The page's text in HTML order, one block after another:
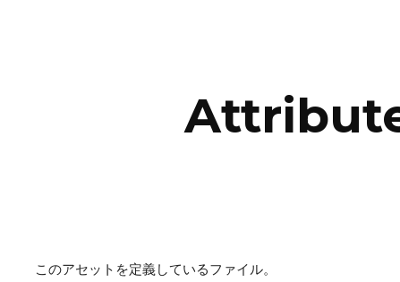
このアセットを定義しているファイル。